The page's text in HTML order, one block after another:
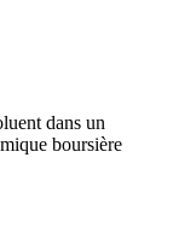
dans un
boursière